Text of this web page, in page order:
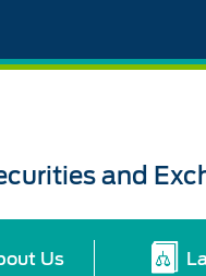
and
Us